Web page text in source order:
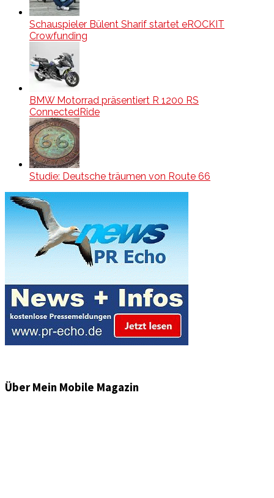
Schauspieler Bülent Sharif startet eROCKIT
Crowfunding
BMW Motorrad präsentiert R 1200 RS
ConnectedRide
Studie: Deutsche träumen von Route 66
Über Mein Mobile Magazin